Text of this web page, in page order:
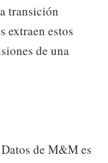
transición
extraen estos
de una
de M&M es